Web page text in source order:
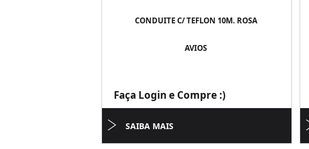
CONDUITE C/ TEFLON 10M. ROSA
AVIOS
Faça Login e Compre :)
SAIBA MAIS